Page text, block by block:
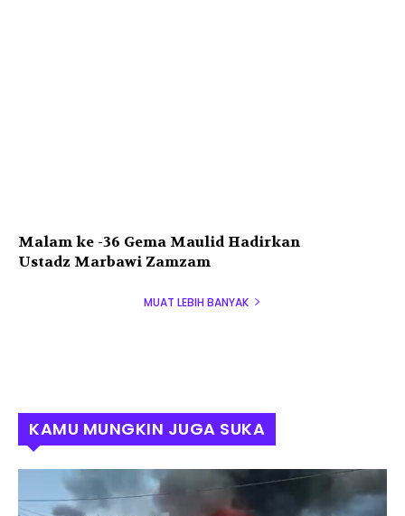
Malam ke -36 Gema Maulid Hadirkan
Ustadz Marbawi Zamzam
MUAT LEBIH BANYAK
KAMU MUNGKIN JUGA SUKA